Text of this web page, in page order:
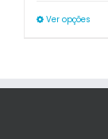
Ver opções